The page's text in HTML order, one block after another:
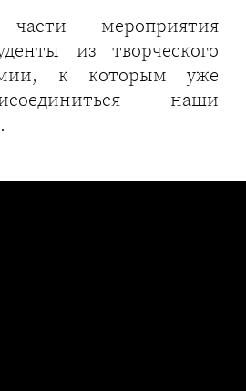
мероприятия
из творческого
к которым уже
наши